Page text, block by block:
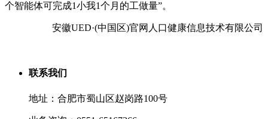
个智能体可完成1小我1个月的工做量”。
安徽UED·(中国区)官网人口健康信息技术有限公司
联系我们
地址：合肥市蜀山区赵岗路100号